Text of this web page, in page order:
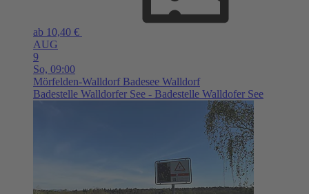
ab 10,40 €
AUG
9
So, 09:00
Mörfelden-Walldorf Badesee Walldorf
Badestelle Walldorfer See - Badestelle Walldofer See